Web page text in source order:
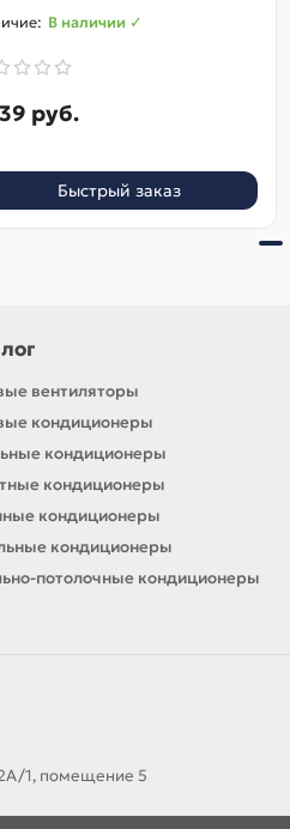
В наличии ✓
руб.
Быстрый заказ
вентиляторы
кондиционеры
кондиционеры
кондиционеры
кондиционеры
кондиционеры
потолочные кондиционеры
1, помещение 5